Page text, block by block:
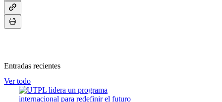
Entradas recientes
Ver todo